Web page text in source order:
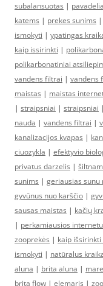
subalansuotas |
katems | prekes sunims |
ismokyti | ypatingas
kaip issirinkti |
polikarbonatiniai
vandens filtrai | vandens
maistas | maistas
| straipsniai | straipsniai |
nauda | vandens filtrai |
kanalizacijos kvapas |
ciuozykla | efektyvio
privatus darzelis |
sunims | geriausias sunu
gyvūnus nuo karščio |
sausas maistas | kačių
| perkamiausios internetu
zooprekės | kaip išsirinkti
ismokyti | natūralus
aluna | brita aluna |
brita flow | elemaris |